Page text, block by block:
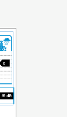
c
69 dB